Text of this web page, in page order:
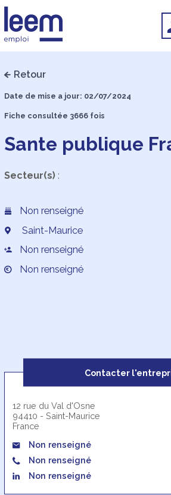
Retour
Date de mise a jour: 02/07/2024
Fiche consultée 3666 fois
Sante publique
Secteur(s):
Non renseigné
Saint-Maurice
Non renseigné
Non renseigné
Contacter
12 rue du Val d'Osne
94410 - Saint-Maurice
France
Non renseigné
Non renseigné
Non renseigné